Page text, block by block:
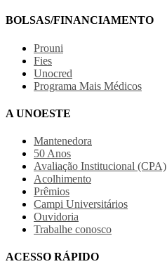
BOLSAS/FINANCIAMENTO
Prouni
Fies
Unocred
Programa Mais Médicos
A UNOESTE
Mantenedora
50 Anos
Avaliação Institucional (CPA)
Acolhimento
Prêmios
Campi Universitários
Ouvidoria
Trabalhe conosco
ACESSO RÁPIDO